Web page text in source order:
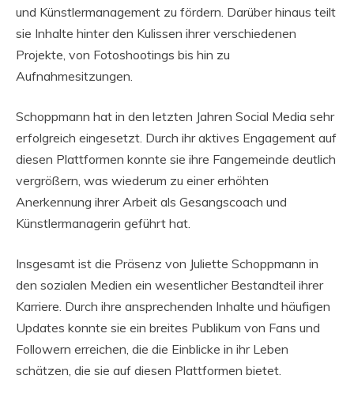
und Künstlermanagement zu fördern. Darüber hinaus teilt
sie Inhalte hinter den Kulissen ihrer verschiedenen
Projekte, von Fotoshootings bis hin zu
Aufnahmesitzungen.
Schoppmann hat in den letzten Jahren Social Media sehr
erfolgreich eingesetzt. Durch ihr aktives Engagement auf
diesen Plattformen konnte sie ihre Fangemeinde deutlich
vergrößern, was wiederum zu einer erhöhten
Anerkennung ihrer Arbeit als Gesangscoach und
Künstlermanagerin geführt hat.
Insgesamt ist die Präsenz von Juliette Schoppmann in
den sozialen Medien ein wesentlicher Bestandteil ihrer
Karriere. Durch ihre ansprechenden Inhalte und häufigen
Updates konnte sie ein breites Publikum von Fans und
Followern erreichen, die die Einblicke in ihr Leben
schätzen, die sie auf diesen Plattformen bietet.